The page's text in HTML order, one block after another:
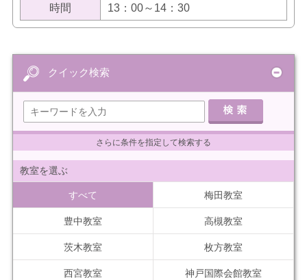
時間 13：00～14：30
クイック検索
さらに条件を指定して検索する
教室を選ぶ
すべて 梅田教室
豊中教室 高槻教室
茨木教室 枚方教室
西宮教室 神戸国際会館教室